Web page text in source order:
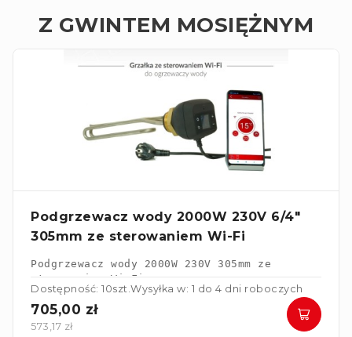
Z GWINTEM MOSIĘŻNYM
Podgrzewacz wody 2000W 230V 6/4"
305mm ze sterowaniem Wi-Fi
Podgrzewacz wody 2000W 230V 305mm ze
sterowaniem Wi-Fi
Dostępność: 10szt.Wysyłka w: 1 do 4 dni roboczych
705,00 zł
573,17 zł